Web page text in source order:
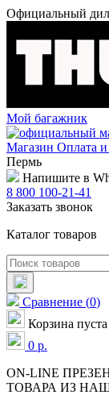
Официальный
Мой багажник
Магазин Оплата и
Пермь
Напишите в
8 800 100-21-41
Заказать звонок
Каталог товаров
Сравнение (0)
Корзина пуста
0 р.
ON-LINE
ТОВАРА ИЗ